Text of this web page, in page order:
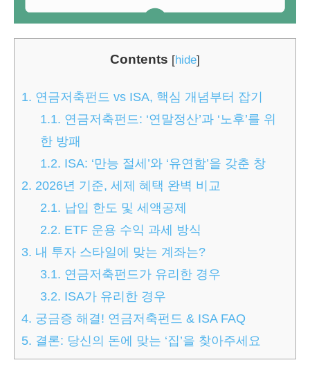
Contents [hide]
1. 연금저축펀드 vs ISA, 핵심 개념부터 잡기
1.1. 연금저축펀드: ‘연말정산’과 ‘노후’를 위
한 방패
1.2. ISA: ‘만능 절세’와 ‘유연함’을 갖춘 창
2. 2026년 기준, 세제 혜택 완벽 비교
2.1. 납입 한도 및 세액공제
2.2. ETF 운용 수익 과세 방식
3. 내 투자 스타일에 맞는 계좌는?
3.1. 연금저축펀드가 유리한 경우
3.2. ISA가 유리한 경우
4. 궁금증 해결! 연금저축펀드 & ISA FAQ
5. 결론: 당신의 돈에 맞는 ‘집’을 찾아주세요